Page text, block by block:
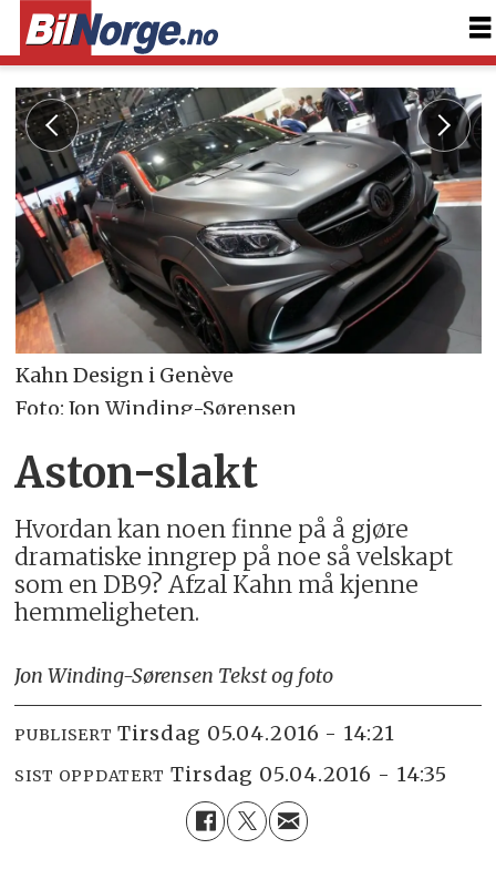
Kahn Design i Genève
Foto: Jon Winding-Sørensen
Aston-slakt
Hvordan kan noen finne på å gjøre
dramatiske inngrep på noe så velskapt
som en DB9? Afzal Kahn må kjenne
hemmeligheten.
Jon Winding-Sørensen Tekst og foto
PUBLISERT tirsdag 05.04.2016 - 14:21
SIST OPPDATERT tirsdag 05.04.2016 - 14:35